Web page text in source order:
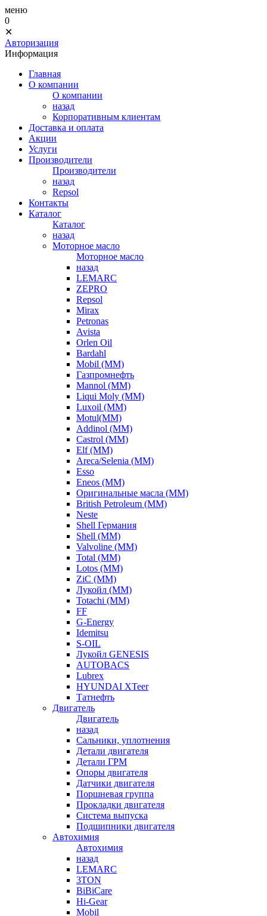
меню
0
✕
Авторизация
Информация
Главная
О компании
О компании
назад
Корпоративным клиентам
Доставка и оплата
Акции
Услуги
Производители
Производители
назад
Repsol
Контакты
Каталог
Каталог
назад
Моторное масло
Моторное масло
назад
LEMARC
ZEPRO
Repsol
Mirax
Petronas
Avista
Orlen Oil
Bardahl
Mobil (ММ)
Газпромнефть
Mannol (ММ)
Liqui Moly (ММ)
Luxoil (ММ)
Motul(ММ)
Addinol (ММ)
Castrol (ММ)
Elf (ММ)
Areca/Selenia (ММ)
Esso
Eneos (ММ)
Оригинальные масла (ММ)
British Petroleum (ММ)
Neste
Shell Германия
Shell (ММ)
Valvoline (ММ)
Total (ММ)
Lotos (ММ)
ZiC (ММ)
Лукойл (ММ)
Totachi (MM)
FF
G-Energy
Idemitsu
S-OIL
Лукойл GENESIS
AUTOBACS
Lubrex
HYUNDAI XTeer
Татнефть
Двигатель
Двигатель
назад
Сальники, уплотнения
Детали двигателя
Детали ГРМ
Опоры двигателя
Датчики двигателя
Поршневая группа
Прокладки двигателя
Система выпуска
Подшипники двигателя
Автохимия
Автохимия
назад
LEMARC
3TON
BiBiCare
Hi-Gear
Mobil